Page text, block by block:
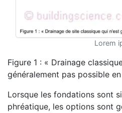
Lorem
Figure 1 : « Drainage
généralement pas possible
Lorsque les fondations sont
phréatique, les options sont